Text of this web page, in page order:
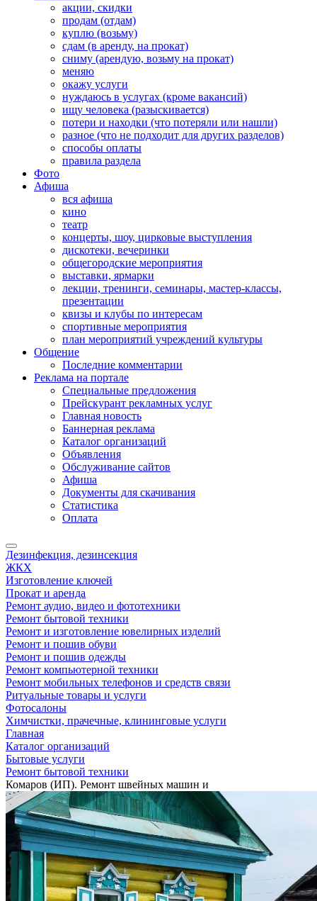
акции, скидки
продам (отдам)
куплю (возьму)
сдам (в аренду, на прокат)
сниму (арендую, возьму на прокат)
меняю
окажу услуги
нуждаюсь в услугах (кроме вакансий)
ищу человека (разыскивается)
потери и находки (что потеряли или нашли)
разное (что не подходит для других разделов)
способы оплаты
правила раздела
Фото
Афиша
вся афиша
кино
театр
концерты, шоу, цирковые выступления
дискотеки, вечеринки
общегородские мероприятия
выставки, ярмарки
лекции, тренинги, семинары, мастер-классы,
презентации
квизы и клубы по интересам
спортивные мероприятия
план мероприятий учреждений культуры
Общение
Последние комментарии
Реклама на портале
Специальные предложения
Прейскурант рекламных услуг
Главная новость
Баннерная реклама
Каталог организаций
Объявления
Обслуживание сайтов
Афиша
Документы для скачивания
Статистика
Оплата
Дезинфекция, дезинсекция
ЖКХ
Изготовление ключей
Прокат и аренда
Ремонт аудио, видео и фототехники
Ремонт бытовой техники
Ремонт и изготовление ювелирных изделий
Ремонт и пошив обуви
Ремонт и пошив одежды
Ремонт компьютерной техники
Ремонт мобильных телефонов и средств связи
Ритуальные товары и услуги
Фотосалоны
Химчистки, прачечные, клининговые услуги
Главная
Каталог организаций
Бытовые услуги
Ремонт бытовой техники
Комаров (ИП). Ремонт швейных машин и